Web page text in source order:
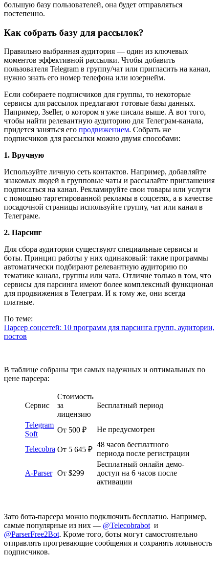
большую базу пользователей, она будет отправляться
постепенно.
Как собрать базу для рассылок?
Правильно выбранная аудитория — один из ключевых
моментов эффективной рассылки. Чтобы добавить
пользователя Telegram в группу/чат или пригласить на канал,
нужно знать его номер телефона или юзернейм.
Если собираете подписчиков для группы, то некоторые
сервисы для рассылок предлагают готовые базы данных.
Например, 3seller, о котором я уже писала выше. А вот того,
чтобы найти релевантную аудиторию для Телеграм-канала,
придется заняться его продвижением. Cобрать же
подписчиков для рассылки можно двумя способами:
1. Вручную
Используйте личную сеть контактов. Например, добавляйте
знакомых людей в групповые чаты и рассылайте приглашения
подписаться на канал. Рекламируйте свои товары или услуги
с помощью таргетированной рекламы в соцсетях, а в качестве
посадочной страницы используйте группу, чат или канал в
Телеграме.
2. Парсинг
Для сбора аудитории существуют специальные сервисы и
боты. Принцип работы у них одинаковый: такие программы
автоматически подбирают релевантную аудиторию по
тематике канала, группы или чата. Отличие только в том, что
сервисы для парсинга имеют более комплексный функционал
для продвижения в Телеграм. И к тому же, они всегда
платные.
По теме:
Парсер соцсетей: 10 программ для парсинга групп, аудитории,
постов
В таблице собраны три самых надежных и оптимальных по
цене парсера:
Сервис
Стоимость
за
лицензию
Бесплатный период
Telegram
Soft
От 500 ₽ Не предусмотрен
Telecobra От 5 645 ₽
48 часов бесплатного
периода после регистрации
A-Parser От $299
Бесплатный онлайн демо-
доступ на 6 часов после
активации
Зато бота-парсера можно подключить бесплатно. Например,
самые популярные из них — @Telecobrabotи
@ParserFree2Bot. Кроме того, боты могут самостоятельно
отправлять прогревающие сообщения и сохранять лояльность
подписчиков.